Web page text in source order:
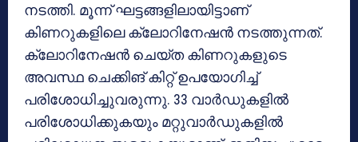
നടത്തി. മൂന്ന് ഘട്ടങ്ങളിലായിട്ടാണ്
കിണറുകളിലെ ക്ലോറിനേഷന്‍ നടത്തുന്നത്.
ക്ലോറിനേഷന്‍ ചെയ്ത കിണറുകളുടെ
അവസ്ഥ ചെക്കിങ് കിറ്റ് ഉപയോഗിച്ച്
പരിശോധിച്ചുവരുന്നു. 33 വാര്‍ഡുകളില്‍
പരിശോധിക്കുകയും മറ്റുവാര്‍ഡുകളില്‍